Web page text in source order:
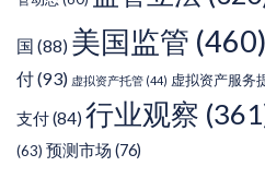
国 (88) 美国监管 (460)
付(93) 虚拟资产托管 (44) 虚拟资产服务
支付(84) 行业观察
(63) 预测市场 (76)